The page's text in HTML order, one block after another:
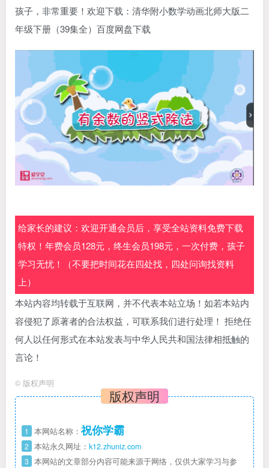
孩子，非常重要！欢迎下载： 清华附小数学动画北师大版二
年级下册（39集全）百度网盘下载
给家长的建议：欢迎开通会员后，享受全站资料免费下载
特权！年费会员128元，终生会员198元，一次付费，孩子
学习无忧！（不要把时间花在四处找，四处问询找资料
上）
本站内容均转载于互联网，并不代表本站立场！如若本站内
容侵犯了原著者的合法权益，可联系我们进行处理！ 拒绝任
何人以任何形式在本站发表与中华人民共和国法律相抵触的
言论！
© 版权声明
版权声明
1 本网站名称： 祝你学霸
2 本站永久网址： k12.zhuniz.com
3 本网站的文章部分内容可能来源于网络，仅供大家学习与参